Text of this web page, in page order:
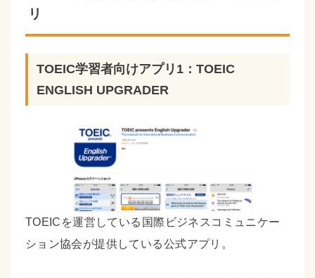
リ
TOEIC学習者向けアプリ1：TOEIC
ENGLISH UPGRADER
TOEICを運営している国際ビジネスコミュニケー
ション協会が提供している公式アプリ。